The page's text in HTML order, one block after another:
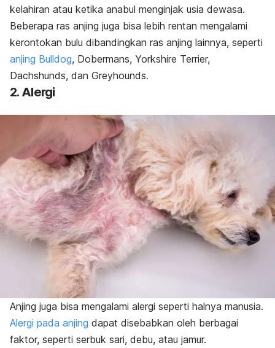
kelahiran atau ketika anabul menginjak usia dewasa.
Beberapa ras anjing juga bisa lebih rentan mengalami
kerontokan bulu dibandingkan ras anjing lainnya, seperti
anjing Bulldog, Dobermans, Yorkshire Terrier,
Dachshunds, dan Greyhounds.
2. Alergi
Anjing juga bisa mengalami alergi seperti halnya manusia.
Alergi pada anjing dapat disebabkan oleh berbagai
faktor, seperti serbuk sari, debu, atau jamur.